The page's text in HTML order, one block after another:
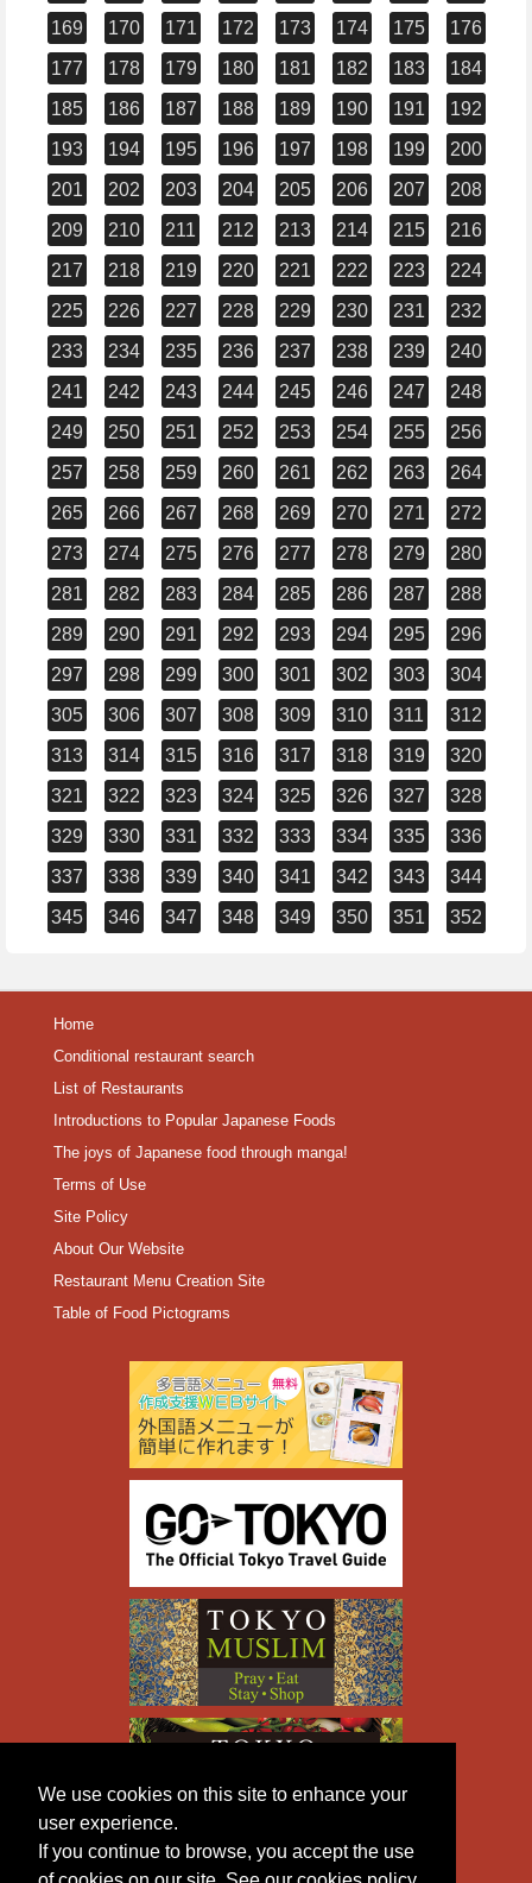
We use cookies on this site to enhance your
user experience.
If you continue to browse, you accept the use
169
170 171 172 173 174 175
176
177
178 179 180 181 182 183
184
185
186 187 188 189 190 191
192
193
194 195 196 197 198 199
200
201
202 203 204 205 206 207
208
209
210 211 212 213 214 215
216
217
218 219 220 221 222 223
224
225
226 227 228 229 230 231
232
233
234 235 236 237 238 239
240
241
242 243 244 245 246 247
248
249
250 251 252 253 254 255
256
257
258 259 260 261 262 263
264
265
266 267 268 269 270 271
272
273
274 275 276 277 278 279
280
281
282 283 284 285 286 287
288
289
290 291 292 293 294 295
296
297
298 299 300 301 302 303
304
305
306 307 308 309 310 311
312
313
314 315 316 317 318 319
320
321
322 323 324 325 326 327
328
329
330 331 332 333 334 335
336
337
338 339 340 341 342 343
344
345
346 347 348 349 350 351 352
Home
Conditional restaurant search
List of Restaurants
Introductions to Popular Japanese Foods
The joys of Japanese food through manga!
Terms of Use
Site Policy
About Our Website
Restaurant Menu Creation Site
Table of Food Pictograms